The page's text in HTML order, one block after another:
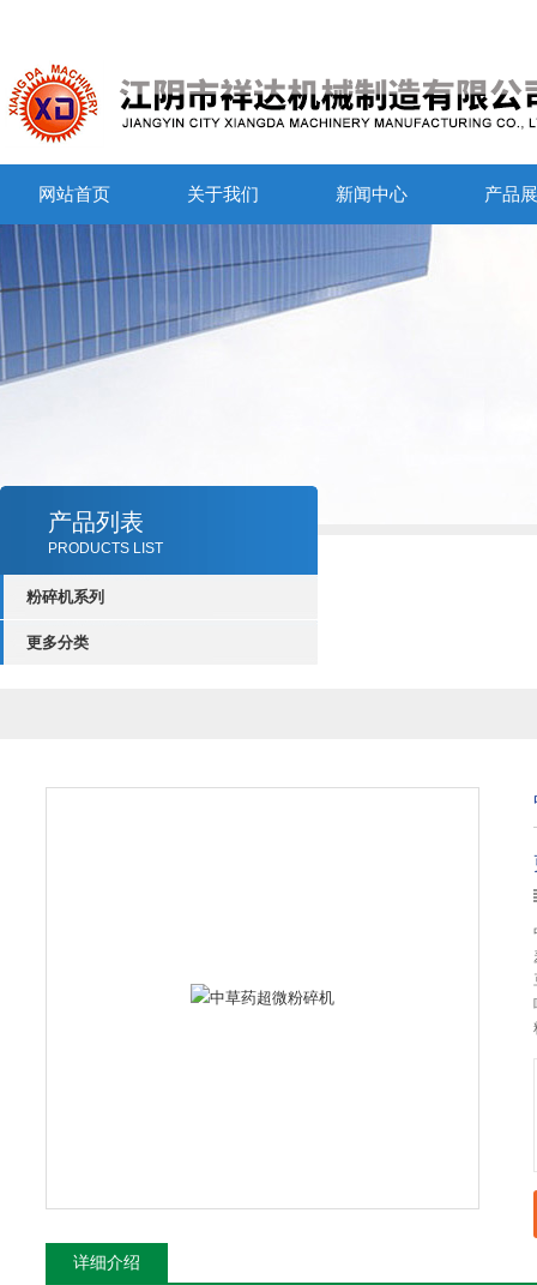
网站首页 关于我们 新闻中心 产品
产品列表
PRODUCTS LIST
粉碎机系列
更多分类
详细介绍